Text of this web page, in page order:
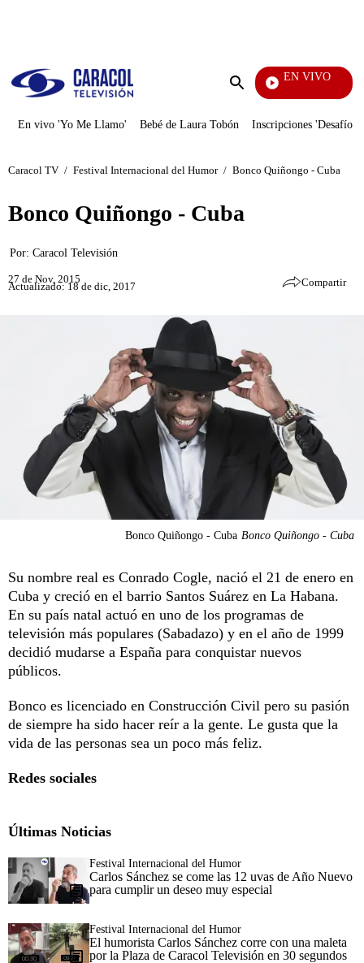
Enviar
EN VIVO
Rafael Orozco
En vivo 'Yo Me Llamo' Bebé de Laura Tobón Inscripciones 'Desafío'
Caracol TV / Festival Internacional del Humor / Bonco Quiñongo - Cuba
Bonco Quiñongo - Cuba
Por: Caracol Televisión
27 de Nov, 2015
Actualizado: 18 de dic, 2017 Compartir
Bonco Quiñongo - Cuba Bonco Quiñongo - Cuba
Su nombre real es Conrado Cogle, nació el 21 de enero en
Cuba y creció en el barrio Santos Suárez en La Habana.
En su país natal actuó en uno de los programas de
televisión más populares (Sabadazo) y en el año de 1999
decidió mudarse a España para conquistar nuevos
públicos.
Bonco es licenciado en Construcción Civil pero su pasión
de siempre ha sido hacer reír a la gente. Le gusta que la
vida de las personas sea un poco más feliz.
Redes sociales
Últimas Noticias
Festival Internacional del Humor
Carlos Sánchez se come las 12 uvas de Año Nuevo
para cumplir un deseo muy especial
Festival Internacional del Humor
El humorista Carlos Sánchez corre con una maleta
por la Plaza de Caracol Televisión en 30 segundos